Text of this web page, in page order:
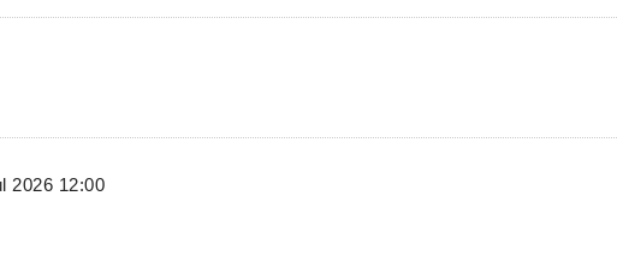
2026 12:00